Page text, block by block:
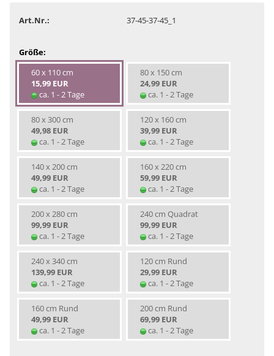
Art.Nr.: 37-45-37-45_1
Größe:
60 x 110 cm
15,99 EUR
ca. 1 - 2 Tage
80 x 150 cm
24,99 EUR
ca. 1 - 2 Tage
80 x 300 cm
49,98 EUR
ca. 1 - 2 Tage
120 x 160 cm
39,99 EUR
ca. 1 - 2 Tage
140 x 200 cm
49,99 EUR
ca. 1 - 2 Tage
160 x 220 cm
59,99 EUR
ca. 1 - 2 Tage
200 x 280 cm
99,99 EUR
ca. 1 - 2 Tage
240 cm Quadrat
99,99 EUR
ca. 1 - 2 Tage
240 x 340 cm
139,99 EUR
ca. 1 - 2 Tage
120 cm Rund
29,99 EUR
ca. 1 - 2 Tage
160 cm Rund
49,99 EUR
ca. 1 - 2 Tage
200 cm Rund
69,99 EUR
ca. 1 - 2 Tage